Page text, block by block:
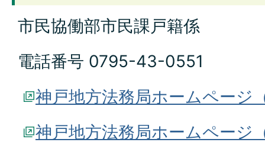
市民協働部市民課戸籍係
電話番号 0795-43-0551
神戸地方法務局ホームページ
神戸地方法務局ホームページ